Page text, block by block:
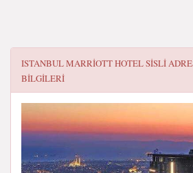
ISTANBUL MARRIOTT HOTEL SISLI
BILGILERI